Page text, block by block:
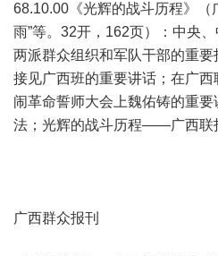
68.10.00《光辉的战斗历程》（
雨”等。32开，162页）：中央
两派群众组织和军队干部的重
接见广西班的重要讲话；在广
闹革命誓师大会上魏佑铸的重
法；光辉的战斗历程——广西联
广西群众报刊